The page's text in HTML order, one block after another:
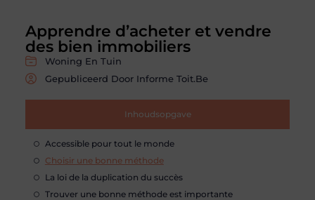
Apprendre d’acheter et vendre
des bien immobiliers
Woning En Tuin
Gepubliceerd Door Informe Toit.be
Inhoudsopgave
Accessible pour tout le monde
Choisir une bonne méthode
La loi de la duplication du succès
Trouver une bonne méthode est importante